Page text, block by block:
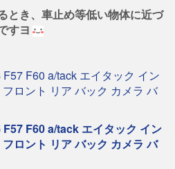
とき、車止め等低い物体に近づ
すヨ